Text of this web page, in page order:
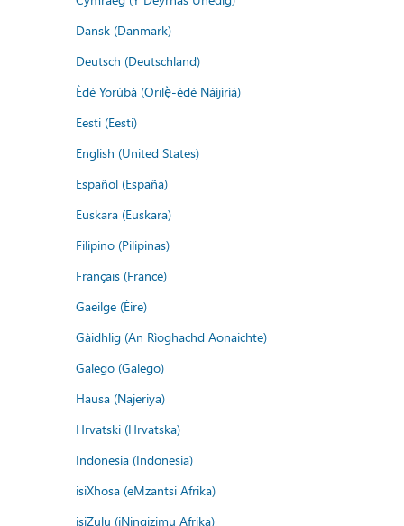
Dansk (Danmark)
Deutsch (Deutschland)
Èdè Yorùbá (Orilẹ̀-èdè Nàìjíríà)
Eesti (Eesti)
English (United States)
Español (España)
Euskara (Euskara)
Filipino (Pilipinas)
Français (France)
Gaeilge (Éire)
Gàidhlig (An Rìoghachd Aonaichte)
Galego (Galego)
Hausa (Najeriya)
Hrvatski (Hrvatska)
Indonesia (Indonesia)
isiXhosa (eMzantsi Afrika)
isiZulu (iNingizimu Afrika)